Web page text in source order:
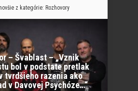
z kategórie: Rozhovory
– Švablast – „Vznik
bol v podstate pretlak
tvrdšieho razenia ako
v Davovej Psychóze…“